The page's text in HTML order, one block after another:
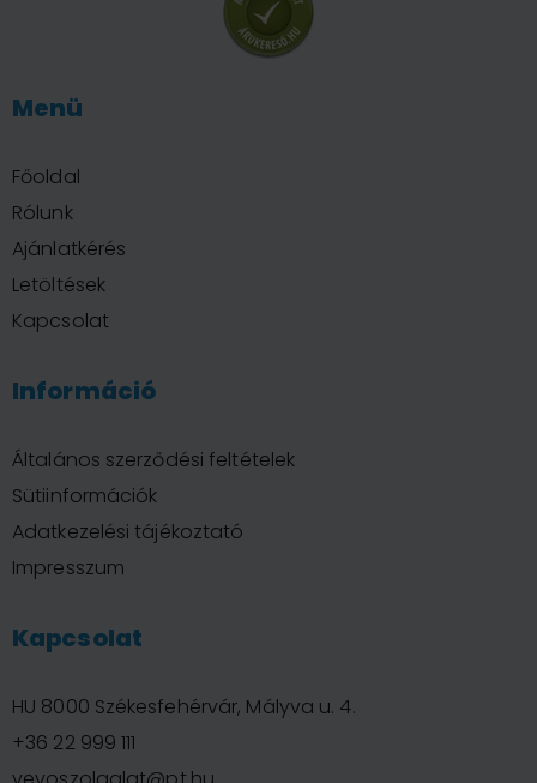
Menü
Főoldal
Rólunk
Ajánlatkérés
Letöltések
Kapcsolat
Információ
Általános szerződési feltételek
Sütiinformációk
Adatkezelési tájékoztató
Impresszum
Kapcsolat
HU 8000 Székesfehérvár, Mályva u. 4.
+36 22 999 111